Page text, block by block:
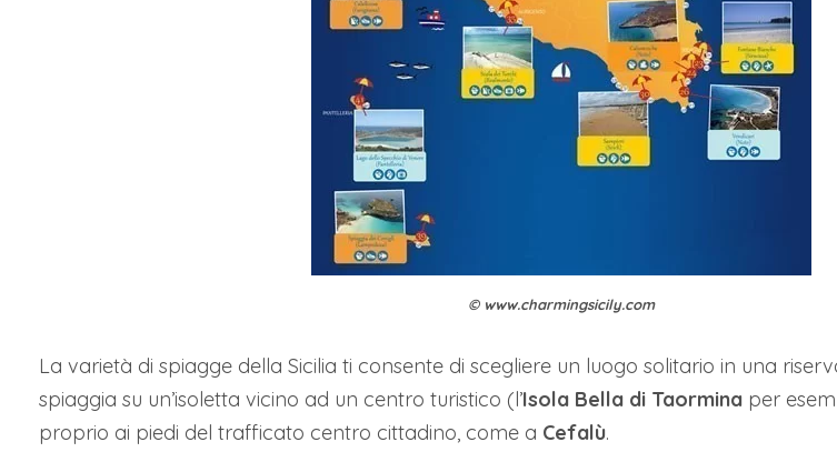
© www.charmingsicily.com
La varietà di spiagge della Sicilia ti consente di scegliere un luogo solitario in una
spiaggia su un’isoletta vicino ad un centro turistico (l’Isola Bella di Taormina per
proprio ai piedi del trafficato centro cittadino, come a Cefalù.